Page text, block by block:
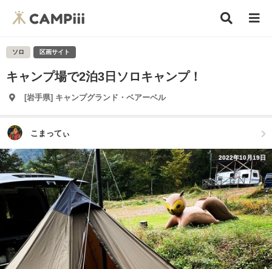
ソロ 区画サイト
キャンプ場で2泊3日ソロキャンプ！
[岩手県] キャンプグランド・ベアーベル
こまってぃ
2022年10月19日